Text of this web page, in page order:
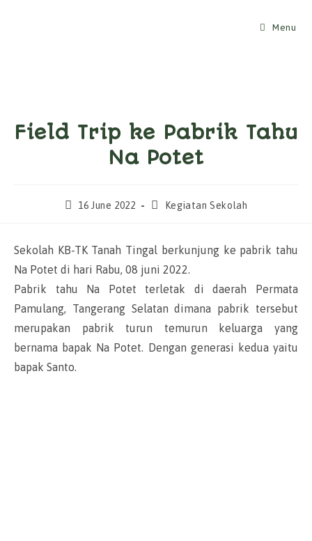
Menu
Field Trip ke Pabrik Tahu
Na Potet
Post16 June 2022
PostKegiatan Sekolah
Sekolah KB-TK Tanah Tingal berkunjung ke pabrik tahu
Na Potet di hari Rabu, 08 juni 2022.
Pabrik tahu Na Potet terletak di daerah Permata
Pamulang, Tangerang Selatan dimana pabrik tersebut
merupakan pabrik turun temurun keluarga yang
bernama bapak Na Potet. Dengan generasi kedua yaitu
bapak Santo.